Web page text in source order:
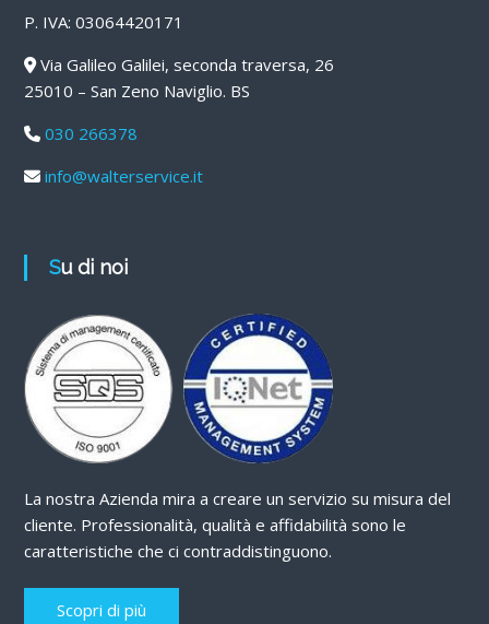
P. IVA: 03064420171
Via Galileo Galilei, seconda traversa, 26
25010 – San Zeno Naviglio. BS
030 266378
info@walterservice.it
Su di noi
La nostra Azienda mira a creare un servizio su misura del
cliente. Professionalità, qualità e affidabilità sono le
caratteristiche che ci contraddistinguono.
Scopri di più